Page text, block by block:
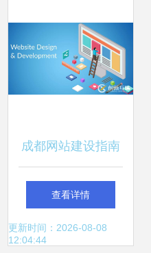
成都网站建设指南
适用于小白的网站
编程工具入门介绍
查看详情
更新时间：2026-08-08
12:04:44